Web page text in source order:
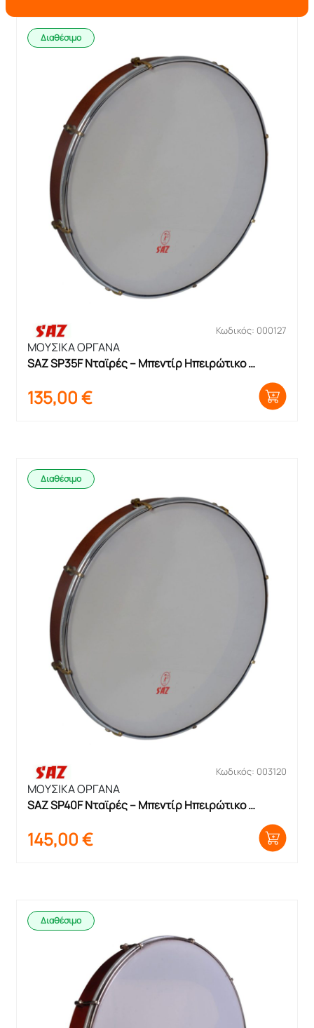
Διαθέσιμο
Κωδικός: 000127
ΜΟΥΣΙΚΑ ΟΡΓΑΝΑ
SAZ SP35F Νταϊρές – Μπεντίρ Ηπειρώτικο
135,00€
Διαθέσιμο
Κωδικός: 003120
ΜΟΥΣΙΚΑ ΟΡΓΑΝΑ
SAZ SP40F Νταϊρές – Μπεντίρ Ηπειρώτικο
145,00€
Διαθέσιμο